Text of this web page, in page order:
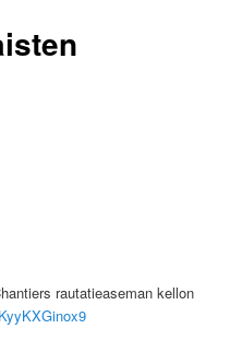
rautatieaseman kellon